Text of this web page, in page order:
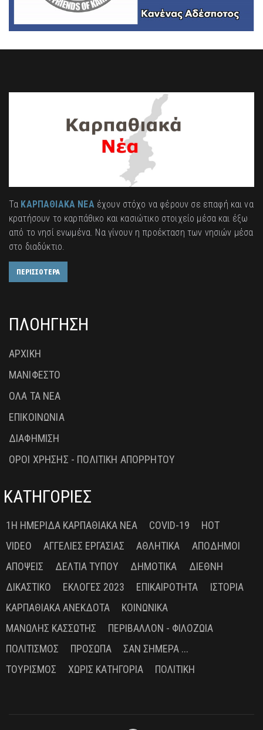
Τα ΚΑΡΠΑΘΙΑΚΑ ΝΕΑέχουν στόχο να φέρουν σε επαφή και να
κρατήσουν το καρπάθικο και κασιώτικο στοιχείο μέσα και έξω
από το νησί ενωμένα. Να γίνουν η προέκταση των νησιών μέσα
στο διαδύκτιο.
ΠΕΡΙΣΣΟΤΕΡΑ
ΠΛΟΗΓΗΣΗ
ΑΡΧΙΚΗ
ΜΑΝΙΦΕΣΤΟ
ΟΛΑ ΤΑ ΝΕΑ
ΕΠΙΚΟΙΝΩΝΙΑ
ΔΙΑΦΗΜΙΣΗ
ΟΡΟΙ ΧΡΗΣΗΣ - ΠΟΛΙΤΙΚΗ ΑΠΟΡΡΗΤΟΥ
ΚΑΤΗΓΟΡΙΕΣ
1Η ΗΜΕΡΊΔΑ ΚΑΡΠΑΘΙΑΚΆ ΝΈΑ COVID-19
HOT
VIDEO
ΑΓΓΕΛΊΕΣ ΕΡΓΑΣΊΑΣ ΑΘΛΗΤΙΚΆ
ΑΠΌΔΗΜΟΙ
ΑΠΌΨΕΙΣ
ΔΕΛΤΊΑ ΤΎΠΟΥ ΔΗΜΟΤΙΚΆ
ΔΙΕΘΝΉ
ΔΙΚΑΣΤΙΚΌ
ΕΚΛΟΓΈΣ 2023 ΕΠΙΚΑΙΡΌΤΗΤΑ
ΙΣΤΟΡΊΑ
ΚΑΡΠΑΘΙΑΚΆ ΑΝΈΚΔΟΤΑ
ΚΟΙΝΩΝΙΚΆ
ΜΑΝΏΛΗΣ ΚΑΣΣΏΤΗΣ
ΠΕΡΙΒΆΛΛΟΝ - ΦΙΛΟΖΩΊΑ
ΠΟΛΙΤΙΣΜΌΣ
ΠΡΌΣΩΠΑ
ΣΑΝ ΣΉΜΕΡΑ ...
ΤΟΥΡΙΣΜΌΣ
ΧΩΡΊΣ ΚΑΤΗΓΟΡΊΑ ΠΟΛΙΤΙΚΉ